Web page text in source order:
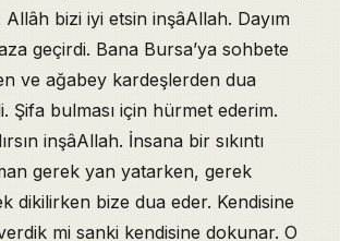
bizi iyi etsin inşâAllah. Dayım
geçirdi. Bana Bursa’ya sohbete
ve ağabey kardeşlerden dua
Şifa bulması için hürmet ederim.
inşâAllah. İnsana bir sıkıntı
gerek yan yatarken, gerek
dikilirken bize dua eder. Kendisine
mi sanki kendisine dokunar. O